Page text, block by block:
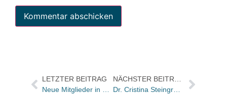
LETZTER BEITRAG
Neue Mitglieder in Historische Kommission berufen
NÄCHSTER BEITRAG
Dr. Cristina Steingräber übernimmt Geschäftsführung bei Hatje Cantz